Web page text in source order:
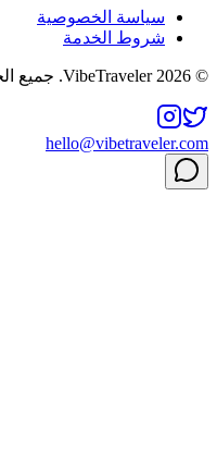
سياسة الخصوصية
شروط الخدمة
© 2026 VibeTraveler. جميع الحقوق محفوظة.
hello@vibetraveler.com